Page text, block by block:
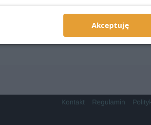
Kontakt Regulamin
Akceptuję